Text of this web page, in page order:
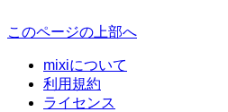
このページの上部へ
mixiについて
利用規約
ライセンス